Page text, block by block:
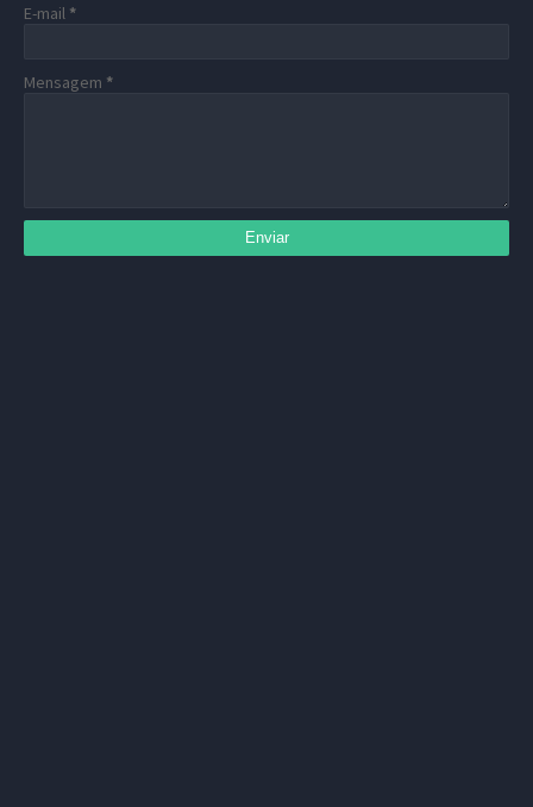
E-mail *
Mensagem *